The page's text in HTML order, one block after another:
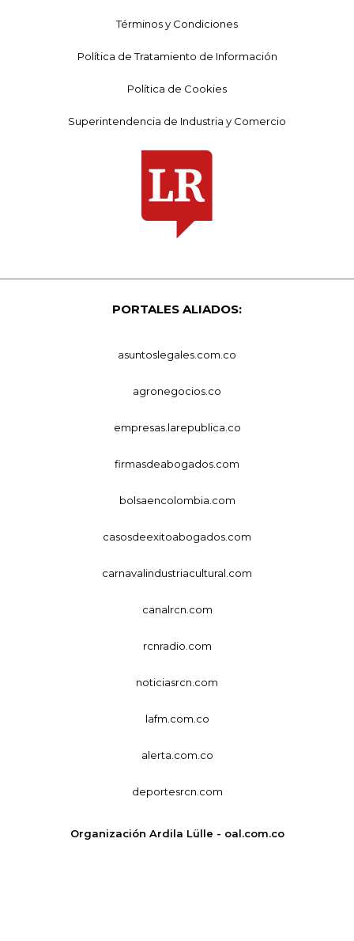
Términos y Condiciones
Política de Tratamiento de Información
Política de Cookies
Superintendencia de Industria y Comercio
PORTALES ALIADOS:
asuntoslegales.com.co
agronegocios.co
empresas.larepublica.co
firmasdeabogados.com
bolsaencolombia.com
casosdeexitoabogados.com
carnavalindustriacultural.com
canalrcn.com
rcnradio.com
noticiasrcn.com
lafm.com.co
alerta.com.co
deportesrcn.com
Organización Ardila Lülle - oal.com.co